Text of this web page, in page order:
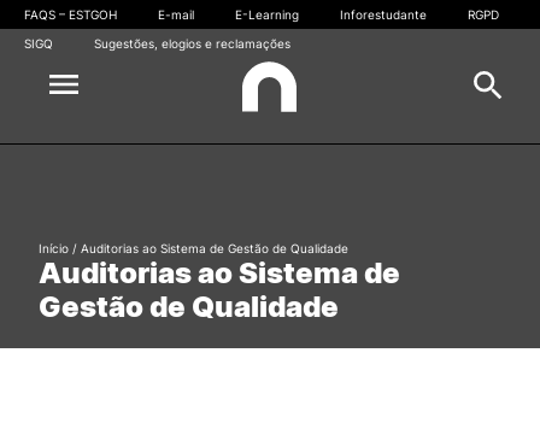
Cursos
Candidaturas
FAQS – ESTGOH E-mail E-Learning Inforestudante
RGPD
SIGQ
Sugestões, elogios e reclamações
Oferta formativa Outros
Auditorias ao Sistema de
Gestão de Qualidade
Início / Auditorias ao Sistema de Gestão de Qualidade